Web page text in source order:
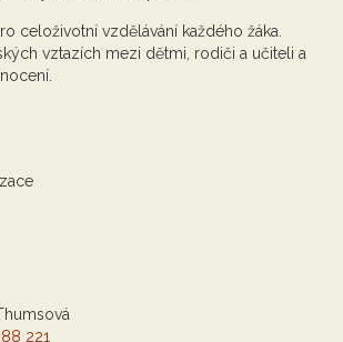
celoživotní vzdělávání každého žáka.
vztazích mezi dětmi, rodiči a učiteli a
221